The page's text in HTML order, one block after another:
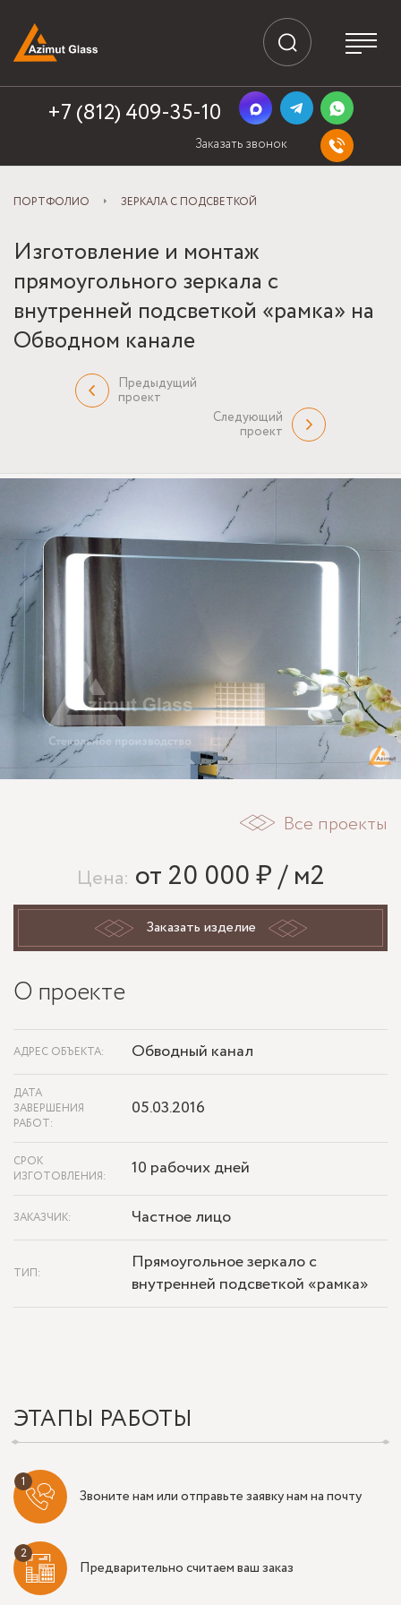
+7 (812) 409-35-10
Заказать звонок
ПОРТФОЛИО ЗЕРКАЛА С ПОДСВЕТКОЙ
Изготовление и монтаж
прямоугольного зеркала с
внутренней подсветкой «рамка» на
Обводном канале
Предыдущий
проект
Следующий
проект
Все проекты
Цена: от 20 000 ₽ / м2
Заказать изделие
О проекте
АДРЕС ОБЪЕКТА: Обводный канал
ДАТА
ЗАВЕРШЕНИЯ
РАБОТ:
05.03.2016
СРОК
ИЗГОТОВЛЕНИЯ:
10 рабочих дней
ЗАКАЗЧИК: Частное лицо
ТИП:
Прямоугольное зеркало с
внутренней подсветкой «рамка»
ЭТАПЫ РАБОТЫ
Звоните нам или отправьте заявку нам на почту
Предварительно считаем ваш заказ